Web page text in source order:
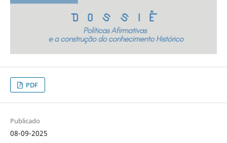
PDF
Publicado
08-09-2025